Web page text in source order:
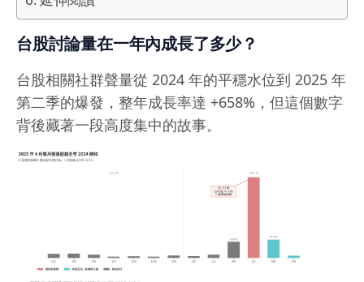
台股討論量在一年內成長了多少？
台股相關社群聲量從 2024 年的平穩水位到 2025 年
第二季的爆發，整年成長率達 +658%，但這個數字
背後藏著一段高度集中的故事。